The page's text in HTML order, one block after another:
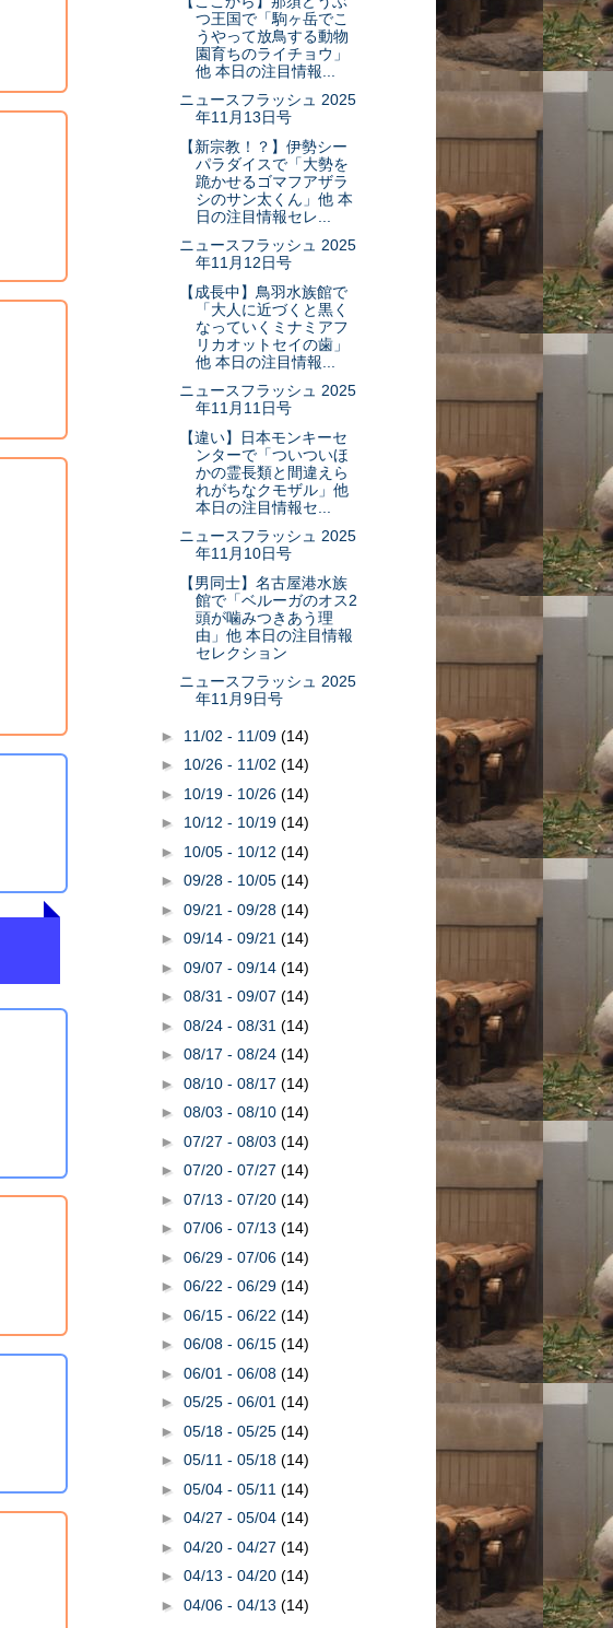
つ王国で「駒ヶ岳でこ
うやって放鳥する動物
園育ちのライチョウ」
他 本日の注目情報...
ニュースフラッシュ 2025
年11月13日号
【新宗教！？】伊勢シー
パラダイスで「大勢を
跪かせるゴマフアザラ
シのサン太くん」他 本
日の注目情報セレ...
ニュースフラッシュ 2025
年11月12日号
【成長中】鳥羽水族館で
「大人に近づくと黒く
なっていくミナミアフ
リカオットセイの歯」
他 本日の注目情報...
ニュースフラッシュ 2025
年11月11日号
【違い】日本モンキーセ
ンターで「ついついほ
かの霊長類と間違えら
れがちなクモザル」他
本日の注目情報セ...
ニュースフラッシュ 2025
年11月10日号
【男同士】名古屋港水族
館で「ベルーガのオス2
頭が噛みつきあう理
由」他 本日の注目情報
セレクション
ニュースフラッシュ 2025
年11月9日号
► 11/02 - 11/09 (14)
► 10/26 - 11/02 (14)
► 10/19 - 10/26 (14)
► 10/12 - 10/19 (14)
► 10/05 - 10/12 (14)
► 09/28 - 10/05 (14)
► 09/21 - 09/28 (14)
► 09/14 - 09/21 (14)
► 09/07 - 09/14 (14)
► 08/31 - 09/07 (14)
► 08/24 - 08/31 (14)
► 08/17 - 08/24 (14)
► 08/10 - 08/17 (14)
► 08/03 - 08/10 (14)
► 07/27 - 08/03 (14)
► 07/20 - 07/27 (14)
► 07/13 - 07/20 (14)
► 07/06 - 07/13 (14)
► 06/29 - 07/06 (14)
► 06/22 - 06/29 (14)
► 06/15 - 06/22 (14)
► 06/08 - 06/15 (14)
► 06/01 - 06/08 (14)
► 05/25 - 06/01 (14)
► 05/18 - 05/25 (14)
► 05/11 - 05/18 (14)
► 05/04 - 05/11 (14)
► 04/27 - 05/04 (14)
► 04/20 - 04/27 (14)
► 04/13 - 04/20 (14)
► 04/06 - 04/13 (14)